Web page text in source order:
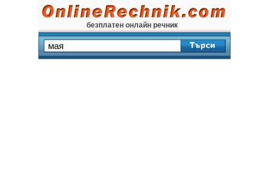
безплатен онлайн речник